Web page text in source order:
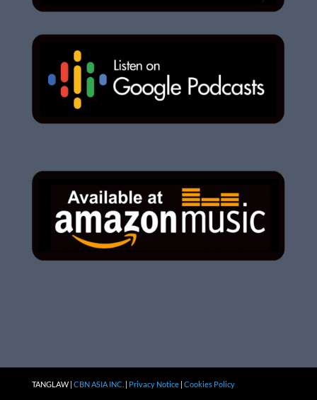
TANGLAW | CBN ASIA INC. Privacy Notice| Cookies Policy